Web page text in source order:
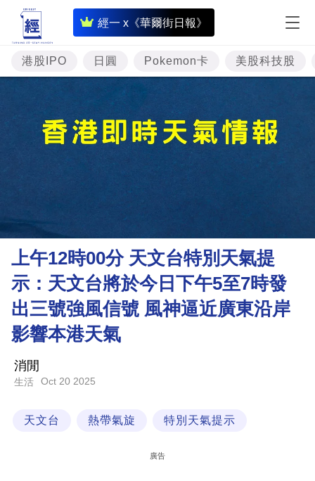
經一 x《華爾街日報》
即
時
財
經
題
投
理
財
商
業
科
職
生
港股IPO 日圓 Pokemon卡 美股科技股
上午12時00分 天文台特別天氣提
示：天文台將於今日下午5至7時發
出三號強風信號 風神逼近廣東沿岸
影響本港天氣
消閒
生活 Oct 20 2025
天文台 熱帶氣旋 特別天氣提示
廣告